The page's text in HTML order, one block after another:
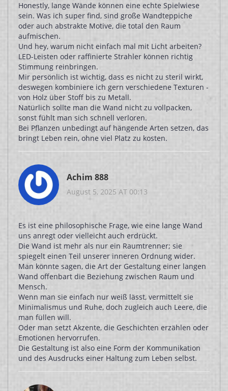
Honestly, lange Wände können eine echte Spielwiese
sein. Was ich super find, sind große Wandteppiche
oder auch abstrakte Motive, die total den Raum
aufmischen.
Und hey, warum nicht einfach mal mit Licht arbeiten?
LED-Leisten oder raffinierte Strahler können richtig
Stimmung reinbringen.
Mir persönlich ist wichtig, dass es nicht zu steril wirkt,
deswegen kombiniere ich gern verschiedene Texturen -
von Holz über Stoff bis zu Metall.
Natürlich sollte man die Wand nicht zu vollpacken,
sonst fühlt man sich schnell verloren.
Bei Pflanzen unbedingt auf hängende Arten setzen, das
bringt Leben rein, ohne viel Platz zu kosten.
Achim 888
August 5, 2025 AT 00:13
Es ist eine philosophische Frage, wie eine lange Wand
uns anregt oder vielleicht auch erdrückt.
Die Wand ist mehr als nur ein Raumtrenner; sie
spiegelt einen Teil unserer inneren Ordnung wider.
Man könnte sagen, die Art der Gestaltung einer langen
Wand offenbart die Beziehung zwischen Raum und
Mensch.
Wenn man sie einfach nur weiß lässt, vermittelt sie
Minimalismus und Ruhe, doch zugleich auch Leere, die
man füllen will.
Oder man setzt Akzente, die Geschichten erzählen oder
Emotionen hervorrufen.
Die Gestaltung ist also eine Form der Kommunikation
und des Ausdrucks einer Haltung zum Leben selbst.